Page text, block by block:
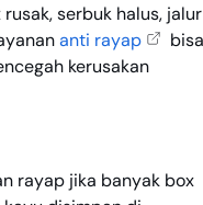
serbuk halus, jalur
anti rayap
bisa
kerusakan
rayap jika banyak box